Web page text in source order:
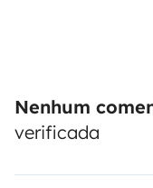
Nenhum
verificada